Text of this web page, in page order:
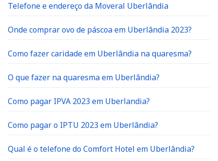
Telefone e endereço da Moveral Uberlândia
Onde comprar ovo de páscoa em Uberlândia 2023?
Como fazer caridade em Uberlândia na quaresma?
O que fazer na quaresma em Uberlândia?
Como pagar IPVA 2023 em Uberlandia?
Como pagar o IPTU 2023 em Uberlândia?
Qual é o telefone do Comfort Hotel em Uberlândia?